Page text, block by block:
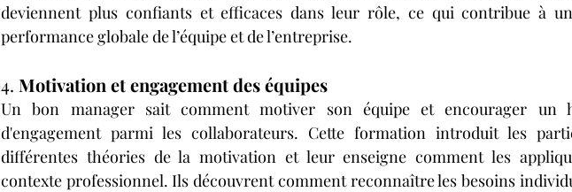
deviennent plus confiants et efficaces dans leur rôle, ce qui contribue à
performance globale de l’équipe et de l’entreprise.
4. Motivation et engagement des équipes
Un bon manager sait comment motiver son équipe et encourager un
d'engagement parmi les collaborateurs. Cette formation introduit les
différentes théories de la motivation et leur enseigne comment les
contexte professionnel. Ils découvrent comment reconnaître les besoins